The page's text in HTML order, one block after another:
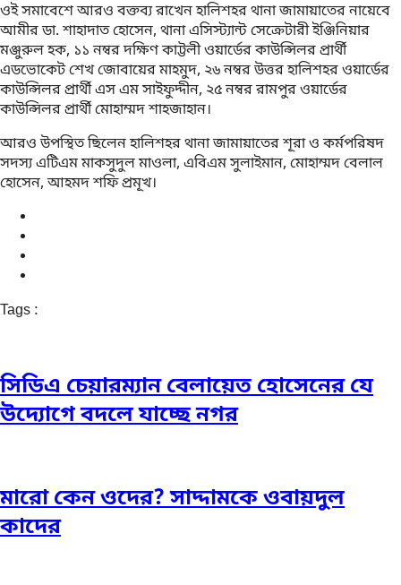
ওই সমাবেশে আরও বক্তব্য রাখেন হালিশহর থানা জামায়াতের নায়েবে
আমীর ডা. শাহাদাত হোসেন, থানা এসিস্ট্যান্ট সেক্রেটারী ইঞ্জিনিয়ার
মঞ্জুরুল হক, ১১ নম্বর দক্ষিণ কাট্টলী ওয়ার্ডের কাউন্সিলর প্রার্থী
এডভোকেট শেখ জোবায়ের মাহমুদ, ২৬ নম্বর উত্তর হালিশহর ওয়ার্ডের
কাউন্সিলর প্রার্থী এস এম সাইফুদ্দীন, ২৫ নম্বর রামপুর ওয়ার্ডের
কাউন্সিলর প্রার্থী মোহাম্মদ শাহজাহান।
আরও উপস্থিত ছিলেন হালিশহর থানা জামায়াতের শূরা ও কর্মপরিষদ
সদস্য এটিএম মাকসুদুল মাওলা, এবিএম সুলাইমান, মোহাম্মদ বেলাল
হোসেন, আহমদ শফি প্রমূখ।
Tags :
সিডিএ চেয়ারম্যান বেলায়েত হোসেনের যে
উদ্যোগে বদলে যাচ্ছে নগর
মারো কেন ওদের? সাদ্দামকে ওবায়দুল
কাদের